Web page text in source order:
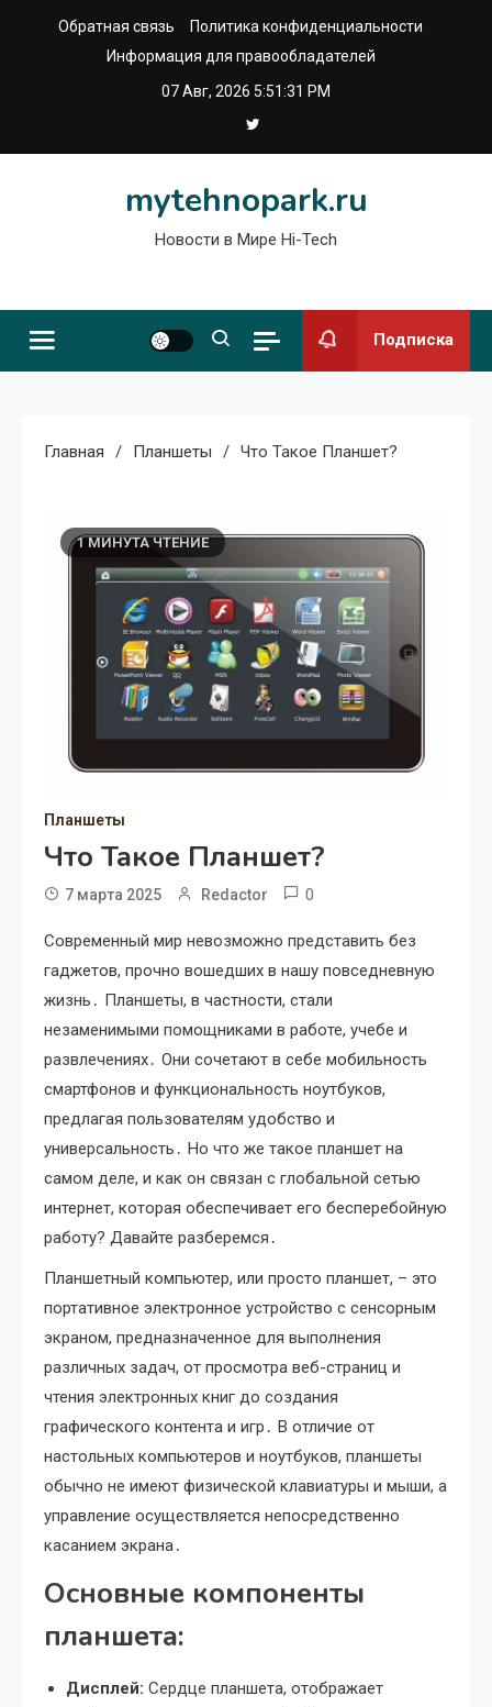
Обратная связь
Политика конфиденциальности
Информация для правообладателей
07 Авг, 2026 5:51:32 PM
mytehnopark.ru
Новости в Мире Hi-Tech
Подписка
Главная Планшеты Что Такое Планшет?
1 МИНУТА ЧТЕНИЕ
Планшеты
Что Такое Планшет?
7 марта 2025 Redactor 0
Современный мир невозможно представить без
гаджетов, прочно вошедших в нашу повседневную
жизнь․ Планшеты, в частности, стали
незаменимыми помощниками в работе, учебе и
развлечениях․ Они сочетают в себе мобильность
смартфонов и функциональность ноутбуков,
предлагая пользователям удобство и
универсальность․ Но что же такое планшет на
самом деле, и как он связан с глобальной сетью
интернет, которая обеспечивает его бесперебойную
работу? Давайте разберемся․
Планшетный компьютер, или просто планшет, – это
портативное электронное устройство с сенсорным
экраном, предназначенное для выполнения
различных задач, от просмотра веб-страниц и
чтения электронных книг до создания
графического контента и игр․ В отличие от
настольных компьютеров и ноутбуков, планшеты
обычно не имеют физической клавиатуры и мыши, а
управление осуществляется непосредственно
касанием экрана․
Основные компоненты
планшета:
Дисплей: Сердце планшета, отображает